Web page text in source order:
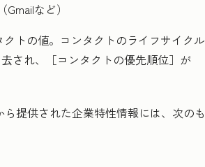
など）
トの値。コンタクトのライフサイクル
され、［コンタクトの優先順位］ が
ら提供された企業特性情報には、次のも